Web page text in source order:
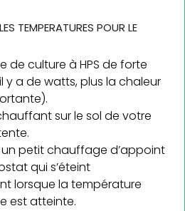
TEMPERATURES POUR LE
de culture à HPS de forte
y a de watts, plus la chaleur
sur le sol de votre
un petit chauffage d’appoint
qui s’éteint
lorsque la température
est atteinte.